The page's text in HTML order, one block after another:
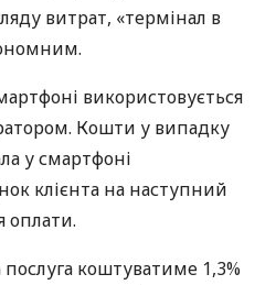
витрат, «термінал в
використовується
Кошти у випадку
у смартфоні
клієнта на наступний
оплати.
коштуватиме 1,3%